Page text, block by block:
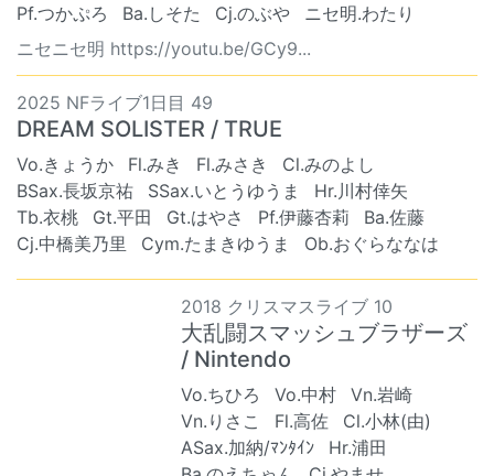
Pf.つかぷろ
Ba.しそた Cj.のぶや
ニセ明.わたり
ニセニセ明 https://youtu.be/GCy9...
2025 NFライブ1日目 49
DREAM SOLISTER / TRUE
Vo.きょうか Fl.みき Fl.みさき
Cl.みのよし
BSax.長坂京祐
SSax.いとうゆうま
Hr.川村倖矢
Tb.衣桃
Gt.平田 Gt.はやさ Pf.伊藤杏莉
Ba.佐藤
Cj.中橋美乃里
Cym.たまきゆうま Ob.おぐらななは
2018 クリスマスライブ 10
大乱闘スマッシュブラザーズ
/ Nintendo
Vo.ちひろ Vo.中村
Vn.岩崎
Vn.りさこ
Fl.高佐
Cl.小林(由)
ASax.加納/ﾏﾝﾀｲﾝ
Hr.浦田